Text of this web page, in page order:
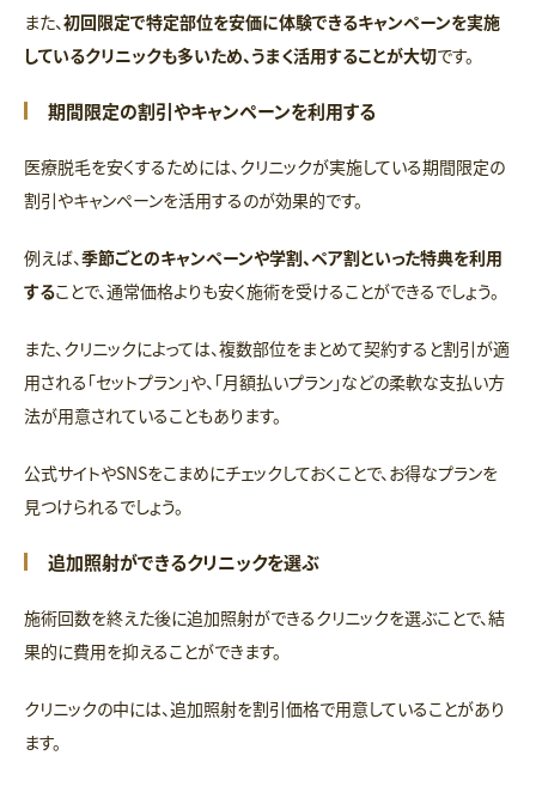
また、初回限定で特定部位を安価に体験できるキャンペーンを実施
しているクリニックも多いため、うまく活用することが大切です。
期間限定の割引やキャンペーンを利用する
医療脱毛を安くするためには、クリニックが実施している期間限定の
割引やキャンペーンを活用するのが効果的です。
例えば、季節ごとのキャンペーンや学割、ペア割といった特典を利用
することで、通常価格よりも安く施術を受けることができるでしょう。
また、クリニックによっては、複数部位をまとめて契約すると割引が適
用される「セットプラン」や、「月額払いプラン」などの柔軟な支払い方
法が用意されていることもあります。
公式サイトやSNSをこまめにチェックしておくことで、お得なプランを
見つけられるでしょう。
追加照射ができるクリニックを選ぶ
施術回数を終えた後に追加照射ができるクリニックを選ぶことで、結
果的に費用を抑えることができます。
クリニックの中には、追加照射を割引価格で用意していることがあり
ます。